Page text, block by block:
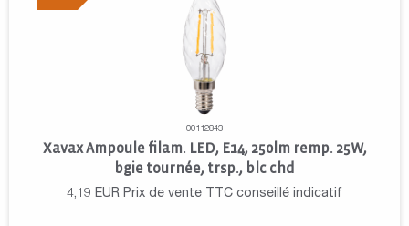
00112843
Xavax Ampoule filam. LED, E14, 250lm remp. 25W,
bgie tournée, trsp., blc chd
4,19 EUR Prix de vente TTC conseillé indicatif